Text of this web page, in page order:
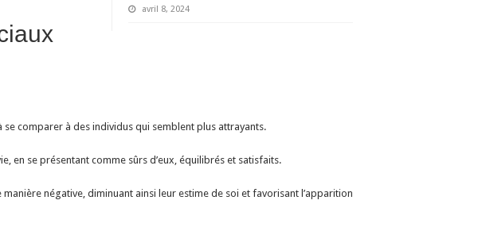
avril 8, 2024
comparer à des individus qui semblent plus attrayants.
en se présentant comme sûrs d’eux, équilibrés et satisfaits.
négative, diminuant ainsi leur estime de soi et favorisant l’apparition